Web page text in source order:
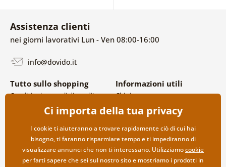
Assistenza clienti
nei giorni lavorativi Lun - Ven 08:00-16:00
info@dovido.it
Tutto sullo shopping
Condizioni generali di vendita e
Politica sulla privacy
Opzioni di spedizione e
pagamento
Reso della merce
Informazioni utili
Chi siamo
FAQ
Contatti
Collaborazione all’ingrosso
Ci importa della tua privacy
I cookie ti aiuteranno a trovare rapidamente ciò di cui hai
bisogno, ti faranno risparmiare tempo e ti impediranno di
visualizzare annunci che non ti interessano. Utilizziamocookie
per farti sapere che sei sul nostro sito e mostriamo i prodotti in